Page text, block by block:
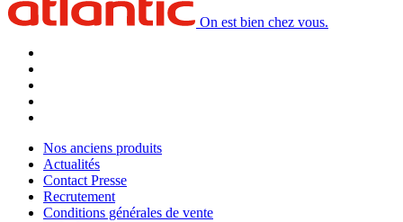
On est bien chez vous.
Nos anciens produits
Actualités
Contact Presse
Recrutement
Conditions générales de vente